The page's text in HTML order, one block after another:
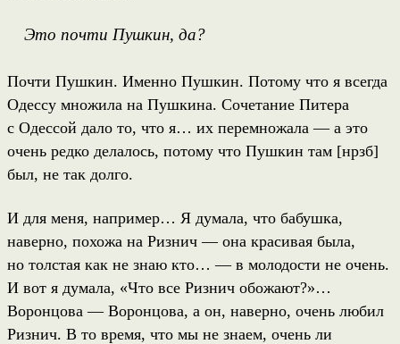
Это почти Пушкин, да?
Почти Пушкин. Именно Пушкин. Потому что я всегда
Одессу множила на Пушкина. Сочетание Питера
с Одессой дало то, что я… их перемножала — а это
очень редко делалось, потому что Пушкин там [нрзб]
был, не так долго.
И для меня, например… Я думала, что бабушка,
наверно, похожа на Ризнич — она красивая была,
но толстая как не знаю кто… — в молодости не очень.
И вот я думала, «Что все Ризнич обожают?»…
Воронцова — Воронцова, а он, наверно, очень любил
Ризнич. В то время, что мы не знаем, очень ли